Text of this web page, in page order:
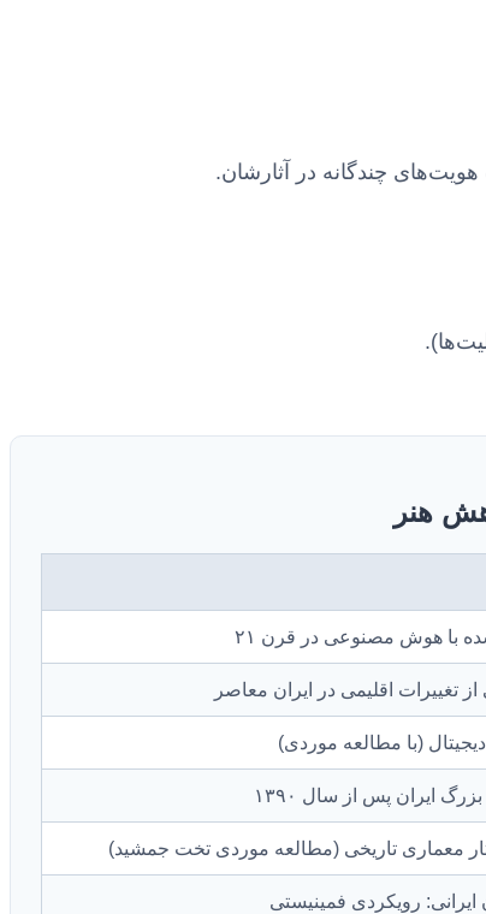
هویت‌های چندگانه در آثارشان.
هنر
با هوش مصنوعی در قرن ۲۱
ایران پس از سال ۱۳۹۰
معماری تاریخی (مطالعه موردی تخت جمشید)
ایرانی: رویکردی فمینیستی